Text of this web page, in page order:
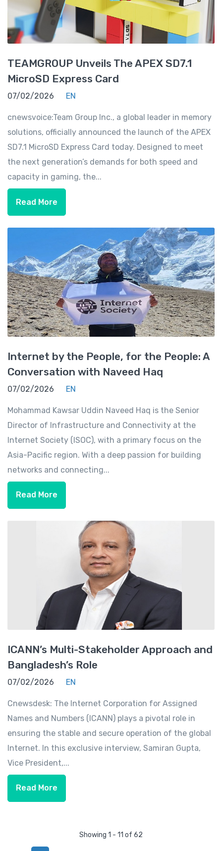
TEAMGROUP Unveils The APEX SD7.1
MicroSD Express Card
07/02/2026 EN
cnewsvoice:Team Group Inc., a global leader in memory
solutions, officially announced the launch of the APEX
SD7.1 MicroSD Express Card today. Designed to meet
the next generation’s demands for both speed and
capacity in gaming, the...
Read More
Internet by the People, for the People: A
Conversation with Naveed Haq
07/02/2026 EN
Mohammad Kawsar Uddin Naveed Haq is the Senior
Director of Infrastructure and Connectivity at the
Internet Society (ISOC), with a primary focus on the
Asia-Pacific region. With a deep passion for building
networks and connecting...
Read More
ICANN’s Multi-Stakeholder Approach and
Bangladesh’s Role
07/02/2026 EN
Cnewsdesk: The Internet Corporation for Assigned
Names and Numbers (ICANN) plays a pivotal role in
ensuring the stable and secure operation of the global
Internet. In this exclusive interview, Samiran Gupta,
Vice President,...
Read More
Showing 1 - 11 of 62